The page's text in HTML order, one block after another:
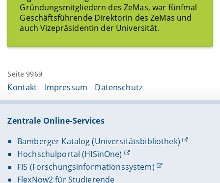
Gründungsmitgliedern des ZeMas, war fünfmal
Geschäftsführende Direktorin des ZeMas und
auch Vizepräsidentin der Universität.
Seite 9969
Kontakt Impressum Datenschutz
Zentrale Online-Services
Bamberger Katalog (Universitätsbibliothek)
Hochschulportal (HISinOne)
FIS (Forschungsinformationssystem)
FlexNow2 für Studierende